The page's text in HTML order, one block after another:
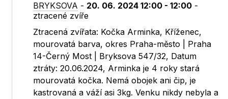
BRYKSOVA - 20. 06. 2024 12:00 - 12:00 -
ztracené zvíře
Ztracená zvířata: Kočka Arminka, Kříženec,
mourovatá barva, okres Praha-město | Praha
14-Černý Most | Bryksova 547/32, Datum
ztráty: 20.06.2024, Arminka je 4 roky stará
mourovatá kočka. Nemá obojek ani čip, je
kastrovaná a váží asi 3kg. Venku nikdy nebyla a